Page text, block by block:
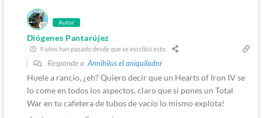
Autor
Diógenes Pantarújez
9 años han pasado desde que se escribió esto
Responde a Annihilus el aniquilador
Huele a rancio, ¿eh? Quiero decir que un Hearts of Iron IV se
lo come en todos los aspectos, claro que si pones un Total
War en tu cafetera de tubos de vacío lo mismo explota!